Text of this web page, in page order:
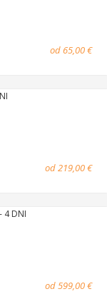
od 65,00 €
od 219,00 €
od 599,00 €